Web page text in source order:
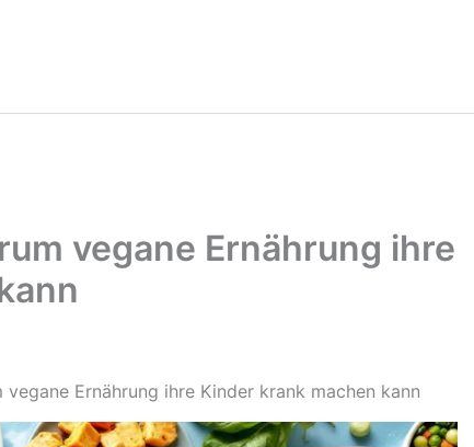
vegane Ernährung ihre
Ernährung ihre Kinder krank machen kann